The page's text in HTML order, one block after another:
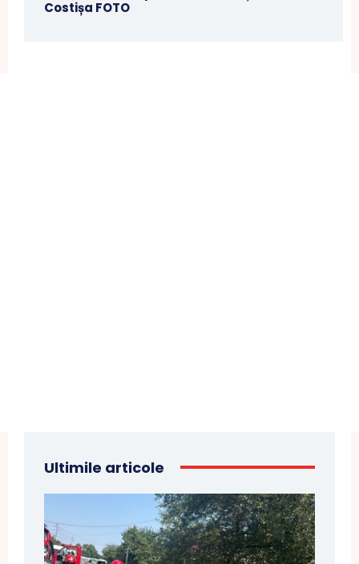
Costișa FOTO
Ultimile articole